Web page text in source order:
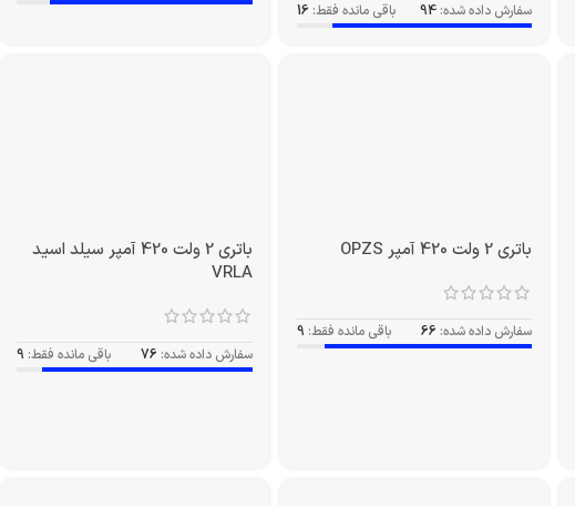
سفارش داده شده: 94 باقی مانده فقط: 16
باتری 2 ولت 420 آمپر OPZS
سفارش داده شده: 66 باقی مانده فقط: 9
باتری 2 ولت 420 آمپر سیلد اسید
VRLA
سفارش داده شده: 76 باقی مانده فقط: 9